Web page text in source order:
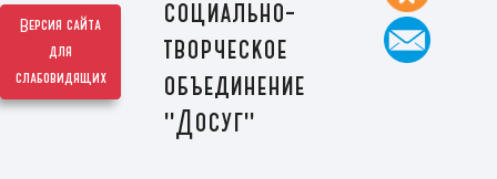
Версия сайта
для
слабовидящих
социально-
творческое
объединение
"Досуг"